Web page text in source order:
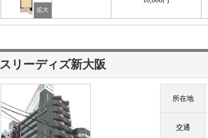
スリーディズ新大阪
所在地
交通